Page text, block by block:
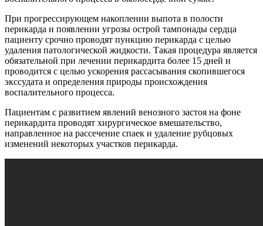
При прогрессирующем накоплении выпота в полости
перикарда и появлении угрозы острой тампонады сердца
пациенту срочно проводят пункцию перикарда с целью
удаления патологической жидкости. Такая процедура является
обязательной при лечении перикардита более 15 дней и
проводится с целью ускорения рассасывания скопившегося
экссудата и определения природы происхождения
воспалительного процесса.
Пациентам с развитием явлений венозного застоя на фоне
перикардита проводят хирургическое вмешательство,
направленное на рассечение спаек и удаление рубцовых
изменений некоторых участков перикарда.